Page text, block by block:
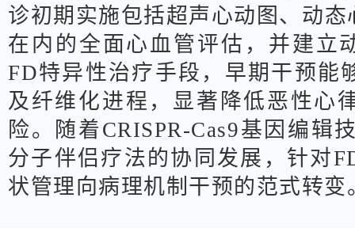
诊初期实施包括超声心动图、动
在内的全面心血管评估，并建立
FD特异性治疗手段，早期干预能
及纤维化进程，显著降低恶性心
险。随着CRISPR-Cas9基因编辑
分子伴侣疗法的协同发展，针对
状管理向病理机制干预的范式转变